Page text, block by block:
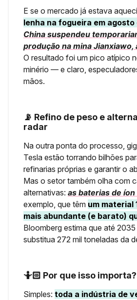
E se o mercado já estava
lenha na fogueira em agosto
China suspendeu
produção na mina Jianxiawo,
O resultado foi um pico atípico
minério — e claro,
mãos.
📡 Refino de peso e
radar
Na outra ponta do processo,
Tesla estão torrando bilhões
refinarias próprias e garantir o
Mas o setor também olha com
alternativas: as baterias de
exemplo, que têm um material
mais abundante (e barato)
Bloomberg estima que até
substitua 272 mil toneladas da
🤷🏻 Por que isso importa?
Simples: toda a indústria de